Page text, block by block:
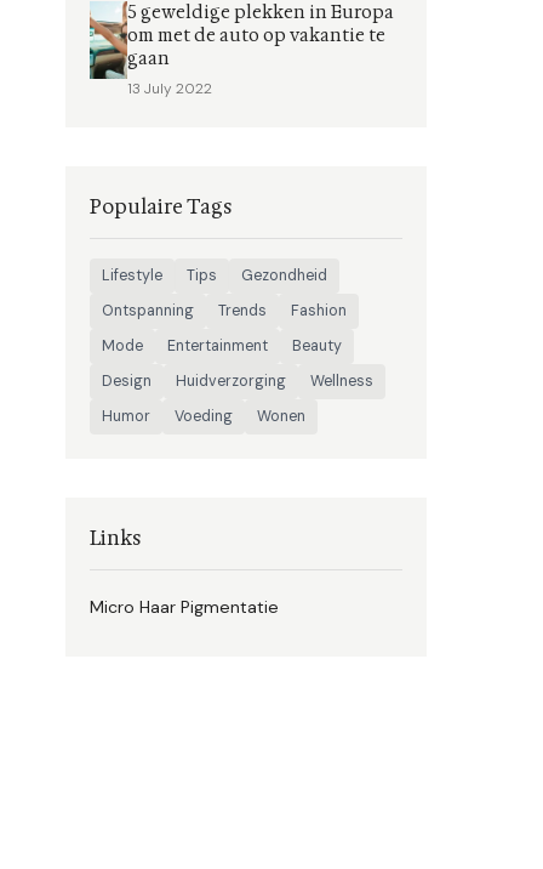
5 geweldige plekken in Europa
om met de auto op vakantie te
gaan
13 July 2022
Populaire Tags
Lifestyle Tips
Gezondheid
Ontspanning
Trends
Fashion
Mode
Entertainment
Beauty
Design
Huidverzorging
Wellness
Humor
Voeding Wonen
Links
Micro Haar Pigmentatie